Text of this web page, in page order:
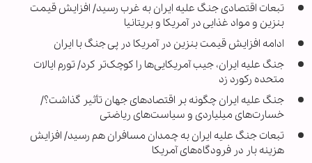
تبعات اقتصادی جنگ علیه ایران به غرب رسید/ افزایش قیمت
بنزین و مواد غذایی در آمریکا و بریتانیا
ادامه افزایش قیمت بنزین در آمریکا در پی جنگ با ایران
جنگ علیه ایران، جیب آمریکایی‌ها را کوچک‌تر کرد/ تورم ایالات
متحده رکورد زد
جنگ علیه ایران چگونه بر اقتصادهای جهان تأثیر گذاشت؟/
خسارت‌های میلیاردی و سیاست‌های ریاضتی
تبعات جنگ علیه ایران به چمدان مسافران هم رسید/ افزایش
هزینه بار در فرودگاه‌های آمریکا